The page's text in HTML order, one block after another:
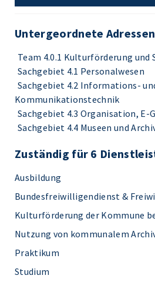
Untergeordnete Adressen
Team 4.0.1 Kulturförderung
Sachgebiet 4.1 Personalwesen
Sachgebiet 4.2 Informations-
Kommunikationstechnik
Sachgebiet 4.3 Organisation, E-
Sachgebiet 4.4 Museen und
Zuständig für 6
Ausbildung
Bundesfreiwilligendienst &
Kulturförderung der Kommune
Nutzung von kommunalem
Praktikum
Studium